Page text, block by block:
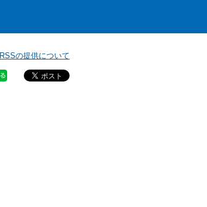
RSSの提供について